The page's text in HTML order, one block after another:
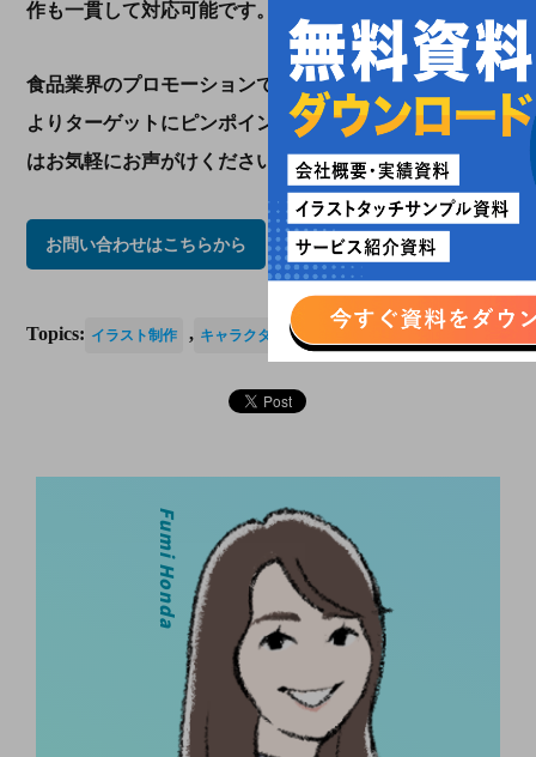
作も一貫して対応可能です。
食品業界のプロモーションでマンネリを感じている人、
よりターゲットにピンポイントで訴求したい…という方
はお気軽にお声がけください。
お問い合わせはこちらから
Topics: イラスト制作 , キャラクターデザイン マンガ制作
Fumi Honda